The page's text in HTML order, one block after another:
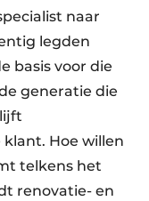
naar
legden
basis voor die
generatie die
Hoe willen
telkens het
renovatie- en